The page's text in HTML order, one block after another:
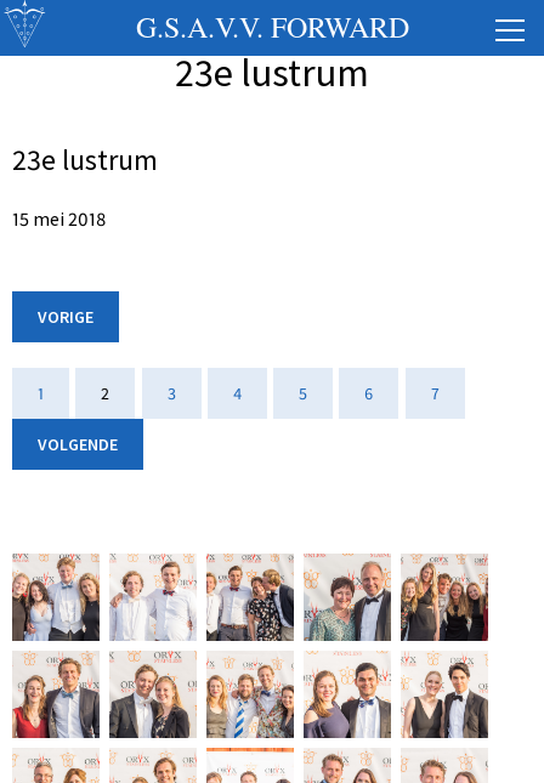
G.S.A.V.V. FORWARD
23e lustrum
23e lustrum
15 mei 2018
VORIGE
1 2 3 4 5 6 7
VOLGENDE